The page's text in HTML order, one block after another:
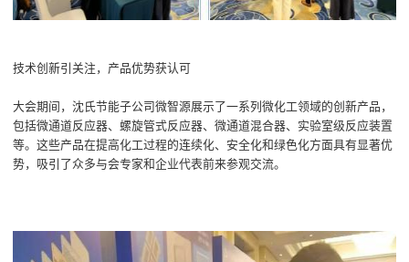
技术创新引关注，产品优势获认可
大会期间，沈氏节能子公司微智源展示了一系列微化工领域的创新产品，
包括微通道反应器、螺旋管式反应器、微通道混合器、实验室级反应装置
等。这些产品在提高化工过程的连续化、安全化和绿色化方面具有显著优
势，吸引了众多与会专家和企业代表前来参观交流。